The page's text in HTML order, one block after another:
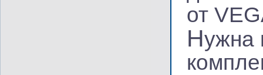
от
Нужна